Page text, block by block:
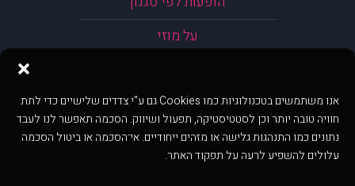
אנו משתמשים בטכנולוגיות כמו Cookies גם ע"י צדדים שלישיים כדי לתת
חוויה טובה יותר וכן לסטטיסטיקה, תפעול ושיווק. הסכמה תאפשר לנו לעבד
נתונים כמו התנהגות גלישה או מזהים ייחודיים. אי־הסכמה או ביטול הסכמה
עלולים להשפיע לרעה על תפקוד האתר.
על מוזי